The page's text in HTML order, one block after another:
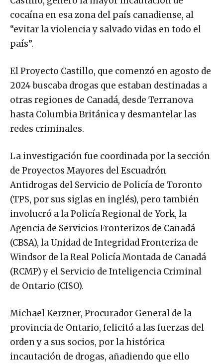
cocaína en esa zona del país canadiense, al
“evitar la violencia y salvado vidas en todo el
país”.
El Proyecto Castillo, que comenzó en agosto de
2024 buscaba drogas que estaban destinadas a
otras regiones de Canadá, desde Terranova
hasta Columbia Británica y desmantelar las
redes criminales.
La investigación fue coordinada por la sección
de Proyectos Mayores del Escuadrón
Antidrogas del Servicio de Policía de Toronto
(TPS, por sus siglas en inglés), pero también
involucró a la Policía Regional de York, la
Agencia de Servicios Fronterizos de Canadá
(CBSA), la Unidad de Integridad Fronteriza de
Windsor de la Real Policía Montada de Canadá
(RCMP) y el Servicio de Inteligencia Criminal
de Ontario (CISO).
Michael Kerzner, Procurador General de la
provincia de Ontario, felicitó a las fuerzas del
orden y a sus socios, por la histórica
incautación de drogas, añadiendo que ello